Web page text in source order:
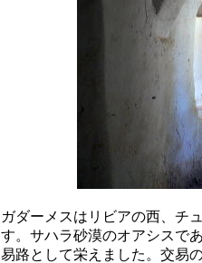
ガダーメスはリビアの西、チ
す。サハラ砂漠のオアシスで
易路として栄えました。交易